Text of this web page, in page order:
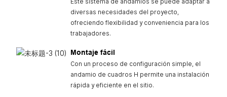
Este sistema de andamios se puede adaptar a
diversas necesidades del proyecto,
ofreciendo flexibilidad y conveniencia para los
trabajadores.
Montaje fácil
Con un proceso de configuración simple, el
andamio de cuadros H permite una instalación
rápida y eficiente en el sitio.